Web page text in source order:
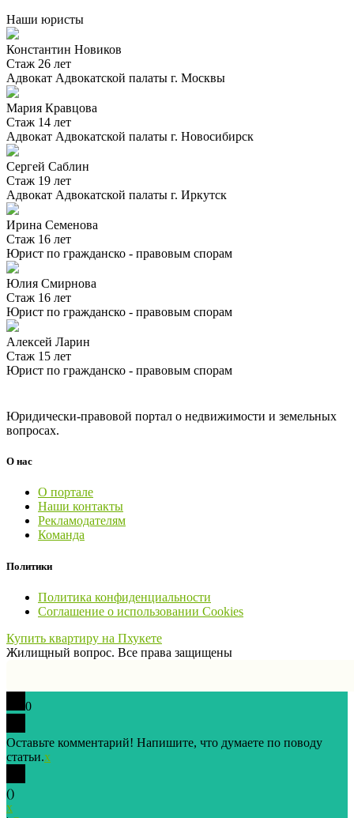
Наши юристы
Константин Новиков
Стаж 26 лет
Адвокат Адвокатской палаты г. Москвы
Мария Кравцова
Стаж 14 лет
Адвокат Адвокатской палаты г. Новосибирск
Сергей Саблин
Стаж 19 лет
Адвокат Адвокатской палаты г. Иркутск
Ирина Семенова
Стаж 16 лет
Юрист по гражданско - правовым спорам
Юлия Смирнова
Стаж 16 лет
Юрист по гражданско - правовым спорам
Алексей Ларин
Стаж 15 лет
Юрист по гражданско - правовым спорам
Юридически-правовой портал о недвижимости и земельных
вопросах.
О нас
О портале
Наши контакты
Рекламодателям
Команда
Политики
Политика конфиденциальности
Соглашение о использовании Cookies
Купить квартиру на Пхукете
Жилищный вопрос. Все права защищены
0
Оставьте комментарий! Напишите, что думаете по поводу
статьи.x
()
x